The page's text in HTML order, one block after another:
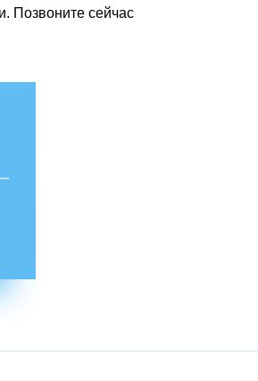
Позвоните сейчас